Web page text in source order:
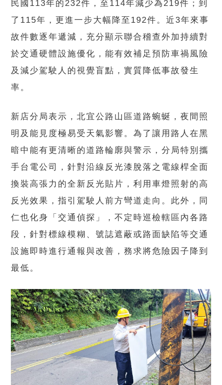
民國113年的232件，至114年減少為219件；到
了115年，更進一步大幅降至192件。近3年來事
故件數逐年遞減，充分顯示聯合稽查外加持續對
於交通硬體設施優化，能有效補足預防車禍風險
及減少駕駛人的視覺盲點，實質降低事故發生
率。
新店分局表示，北宜公路山區道路蜿蜒，夜間照
明及能見度極易受天氣影響。為了讓用路人在黑
暗中能有更清晰的道路輪廓與警示，分局特別攜
手台電公司，針對沿線反光漆脫落之電線桿全面
換裝高張力的全新反光貼片，利用車燈照射的高
反光效果，指引駕駛人前方彎道走向。此外，同
仁也化身「交通偵探」，不定時巡檢轄區內各路
段，針對標線模糊、號誌遮蔽或路面缺陷等交通
設施即時進行通報與改善，務求將危險因子降到
最低。